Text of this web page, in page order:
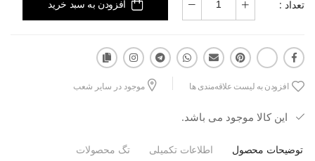
تعداد : افزودن به سبد خرید
افزودن به لیست علاقه‌مندی ها موجود در سایر شعب
این کالا موجود می باشد.
توضیحات محصول اطلاعات تکمیلی تگ محصولات